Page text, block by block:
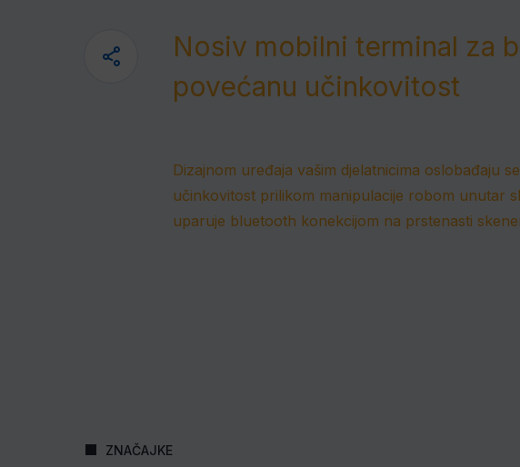
Nosiv mobilni terminal za
povećanu učinkovitost
Dizajnom uređaja vašim djelatnicima oslobađaju
učinkovitost prilikom manipulacije robom unutar
uparuje bluetooth konekcijom na prstenasti
ZNAČAJKE